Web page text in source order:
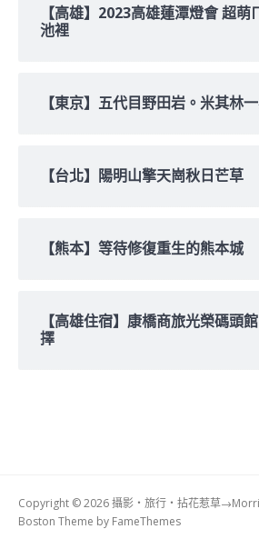
【高雄】2023高雄蓮潭燈會 超萌
池裡
【東京】五代目野田岩。米其林
【台北】陽明山擎天崗秋日芒草
【熊本】等待修復重生的熊本城
【高雄住宿】康橋商旅光榮碼頭
擇
Copyright © 2026 攝影‧旅行‧拈花惹草
Boston Theme by FameThemes